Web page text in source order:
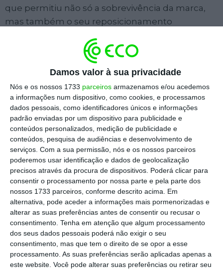
Damos valor à sua privacidade
Nós e os nossos 1733 parceiros armazenamos e/ou acedemos
a informações num dispositivo, como cookies, e processamos
dados pessoais, como identificadores únicos e informações
padrão enviadas por um dispositivo para publicidade e
conteúdos personalizados, medição de publicidade e
conteúdos, pesquisa de audiências e desenvolvimento de
serviços. Com a sua permissão, nós e os nossos parceiros
poderemos usar identificação e dados de geolocalização
precisos através da procura de dispositivos. Poderá clicar para
consentir o processamento por nossa parte e pela parte dos
nossos 1733 parceiros, conforme descrito acima. Em
alternativa, pode aceder a informações mais pormenorizadas e
alterar as suas preferências antes de consentir ou recusar o
consentimento. Tenha em atenção que algum processamento
dos seus dados pessoais poderá não exigir o seu
consentimento, mas que tem o direito de se opor a esse
processamento. As suas preferências serão aplicadas apenas a
este website. Você pode alterar suas preferências ou retirar seu
que permitiu não só a sobrevivência da marca,
mas também o seu reposicionamento
mobilidade do futuro”, incluindo plataformas
dedicadas a veículos elétricos, veículos definidos
softwaree inteligência artificial.
O KGM Torres EVX não
tenta ser mais do que é,
mas também não
consegue ser tudo aquilo
que o seu design exterior
promete. É como um ator
de ação que descobriu ter
talento para comédia
romântica — funciona,
mas não é exatamente